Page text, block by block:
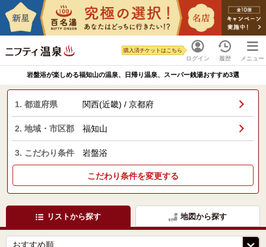
ログイン
購入済チケットはこちら
履歴 メニュー
岩盤浴が楽しめる福知山の温泉、日帰り温泉、スーパー銭湯おすすめ3選
1. 都道府県 関西(近畿) / 京都府
2. 地域・市区郡 福知山
3. こだわり条件 岩盤浴
こだわり条件を変更する
リストから探す 地図から探す